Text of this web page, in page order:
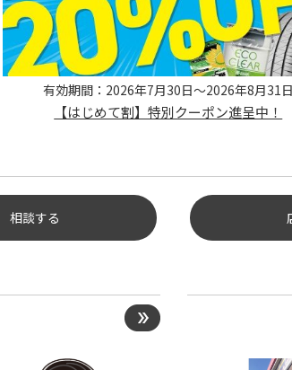
有効期間：2026年7月30日～2026年8月31日
【はじめて割】特別クーポン進呈中！
相談する